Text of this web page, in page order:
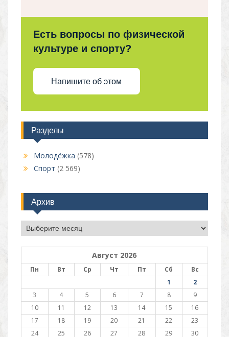
Есть вопросы по физической
культуре и спорту?
Напишите об этом
Разделы
Молодёжка (578)
Спорт (2 569)
Архив
Архив
Август 2026
Пн Вт Ср Чт Пт Сб
Вс
1
2
3
4 5 6 7 8
9
10
11 12 13 14 15
16
17
18 19 20 21 22
23
24
25 26 27 28 29
30